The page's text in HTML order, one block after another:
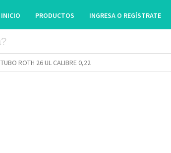
INICIO PRODUCTOS INGRESA O REGÍSTRATE
TUBO ROTH 26 UL CALIBRE 0,22